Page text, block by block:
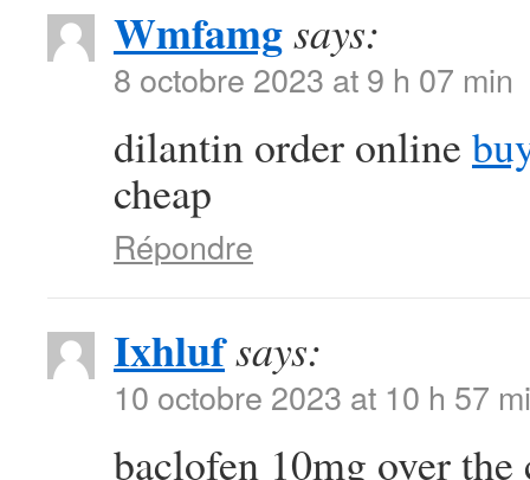
Wmfamgsays:
8 octobre 2023 at 9 h 07 min
dilantin order online
cheap
Répondre
Ixhlufsays:
10 octobre 2023 at 10 h 57
baclofen 10mg over